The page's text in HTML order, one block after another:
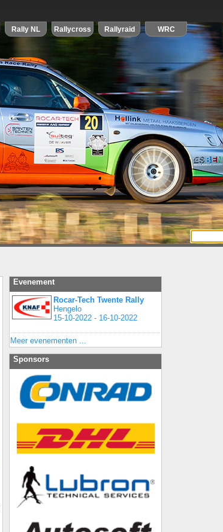
Evenement
Rocar-Tech Twente Rally
Hengelo
15-10-2022 - 16-10-2022
Meer evenementen ...
Sponsors